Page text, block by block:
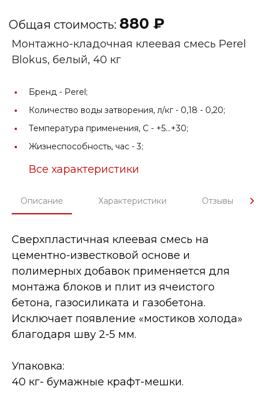
Общая стоимость: 880 ₽
Монтажно-кладочная клеевая смесь Perel
Blokus, белый, 40 кг
Бренд - Perel;
Количество воды затворения, л/кг - 0,18 - 0,20;
Температура применения, С - +5...+30;
Жизнеспособность, час -3;
Все характеристики
Описание Характеристики Отзывы
Сверхпластичная клеевая смесь на
цементно-известковой основе и
полимерных добавок применяется для
монтажа блоков и плит из ячеистого
бетона, газосиликата и газобетона.
Исключает появление «мостиков холода»
благодаря шву 2-5 мм.
Упаковка:
40 кг- бумажные крафт-мешки.